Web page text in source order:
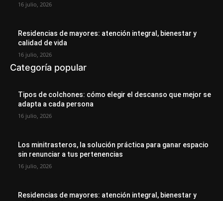
16 julio, 2026
Residencias de mayores: atención integral, bienestar y
calidad de vida
16 julio, 2026
Categoría popular
Tipos de colchones: cómo elegir el descanso que mejor se
adapta a cada persona
16 julio, 2026
Los minitrasteros, la solución práctica para ganar espacio
sin renunciar a tus pertenencias
16 julio, 2026
Residencias de mayores: atención integral, bienestar y